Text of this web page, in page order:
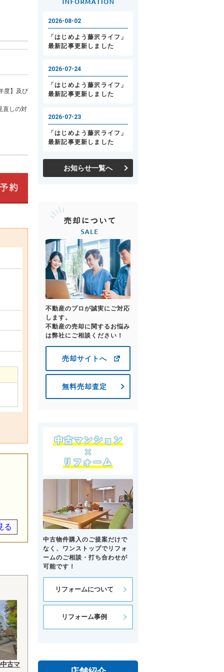
度】及び
直しの対
る
古マ
お知らせ一覧へ
不動産のプロが誠実にご対応
します。
不動産の売却に関するお悩み
は弊社にご相談ください！
売却サイトへ
無料売却査定
中古物件購入のご提案だけで
なく、ワンストップでリフォ
ームのご相談・打ち合わせが
可能です！
リフォームについて
リフォーム事例